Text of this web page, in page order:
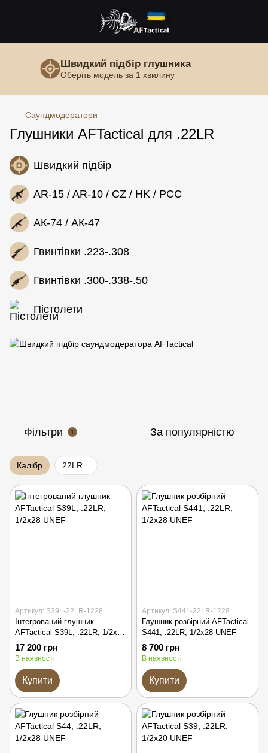
Швидкий підбір глушника
Оберіть модель за 1 хвилину
Саундмодератори
Глушники AFTactical для .22LR
Швидкий підбір
AR-15 / AR-10 / CZ / HK / PCC
АК-74 / АК-47
Гвинтівки .223-.308
Гвинтівки .300-.338-.50
Пістолети
Фільтри 1 За популярністю
Калібр .22LR
Артикул: S39L-22LR-1228
Інтегрований глушник
AFTactical S39L, .22LR, 1/2x28
UNEF
17 200 грн
В наявності
Купити
Артикул: S441-22LR-1228
Глушник розбірний AFTactical
S441, .22LR, 1/2x28 UNEF
8 700 грн
В наявності
Купити